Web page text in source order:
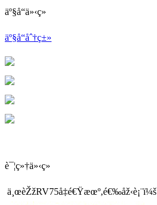
äº§å“ä»‹ç»
äº§å“åˆ†ç±»
è¯¦ç»†ä»‹ç»
ä¸œèŽžRV75å‡é€Ÿæœº,é€‰åž‹è¡¨ï¼š